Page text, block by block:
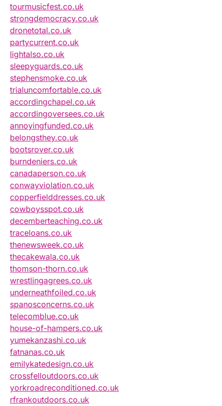
tourmusicfest.co.uk
strongdemocracy.co.uk
dronetotal.co.uk
partycurrent.co.uk
lightalso.co.uk
sleepyguards.co.uk
stephensmoke.co.uk
trialuncomfortable.co.uk
accordingchapel.co.uk
accordingoversees.co.uk
annoyingfunded.co.uk
belongsthey.co.uk
bootsrover.co.uk
burndeniers.co.uk
canadaperson.co.uk
conwayviolation.co.uk
copperfielddresses.co.uk
cowboysspot.co.uk
decemberteaching.co.uk
traceloans.co.uk
thenewsweek.co.uk
thecakewala.co.uk
thomson-thorn.co.uk
wrestlingagrees.co.uk
underneathfoiled.co.uk
spanosconcerns.co.uk
telecomblue.co.uk
house-of-hampers.co.uk
yumekanzashi.co.uk
fatnanas.co.uk
emilykatedesign.co.uk
crossfelloutdoors.co.uk
yorkroadreconditioned.co.uk
rfrankoutdoors.co.uk